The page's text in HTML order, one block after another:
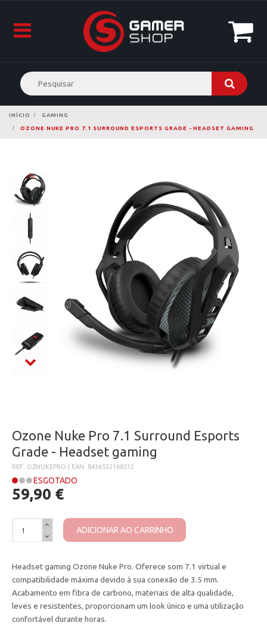
INÍCIO
GAMING
OZONE NUKE PRO 7.1 SURROUND ESPORTS GRADE - HEADSET GAMING
Ozone Nuke Pro 7.1 Surround Esports
Grade - Headset gaming
REF: OZNUKEPRO | EAN: 8436532168512
ESGOTADO
59,90 €
ADICIONAR AO CARRINHO
Headset gaming Ozone Nuke Pro. Oferece som 7.1 virtual e
compatibilidade máxima devido à sua conexão de 3.5 mm.
Acabamento em fibra de carbono, materiais de alta qualidade,
leves e resistentes, proporcionam um look único e uma utilização
confortável durante horas.